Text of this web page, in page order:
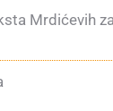
Mrdićevih